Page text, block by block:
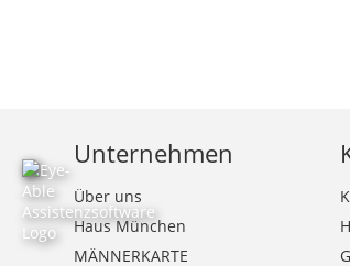
Unternehmen
Über uns
Haus München
MÄNNERKARTE